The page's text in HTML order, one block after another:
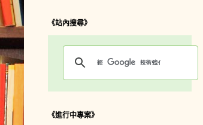
《站內搜尋》
《進行中專案》